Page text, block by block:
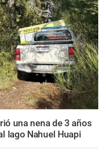
una nena de 3 años
lago Nahuel Huapi